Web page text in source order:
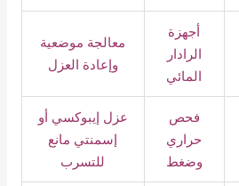
أجهزة
الرادار
المائي
معالجة موضعية
وإعادة العزل
فحص
حراري
وضغط
عزل إيبوكسي أو
إسمنتي مانع
للتسرب